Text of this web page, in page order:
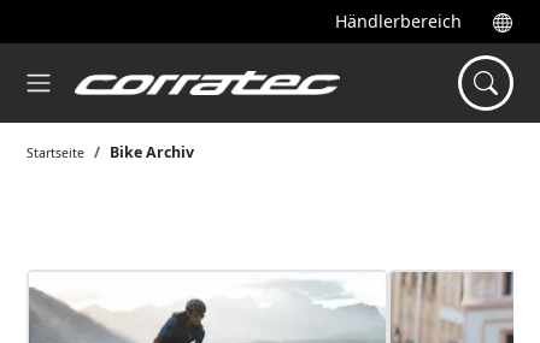
Händlerbereich
Startseite Bike Archiv